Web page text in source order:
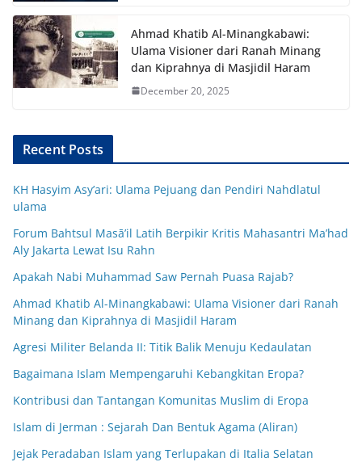
Ahmad Khatib Al-Minangkabawi:
Ulama Visioner dari Ranah Minang
dan Kiprahnya di Masjidil Haram
December 20, 2025
Recent Posts
KH Hasyim Asy’ari: Ulama Pejuang dan Pendiri Nahdlatul
ulama
Forum Bahtsul Masā’il Latih Berpikir Kritis Mahasantri Ma’had
Aly Jakarta Lewat Isu Rahn
Apakah Nabi Muhammad Saw Pernah Puasa Rajab?
Ahmad Khatib Al-Minangkabawi: Ulama Visioner dari Ranah
Minang dan Kiprahnya di Masjidil Haram
Agresi Militer Belanda II: Titik Balik Menuju Kedaulatan
Bagaimana Islam Mempengaruhi Kebangkitan Eropa?
Kontribusi dan Tantangan Komunitas Muslim di Eropa
Islam di Jerman : Sejarah Dan Bentuk Agama (Aliran)
Jejak Peradaban Islam yang Terlupakan di Italia Selatan